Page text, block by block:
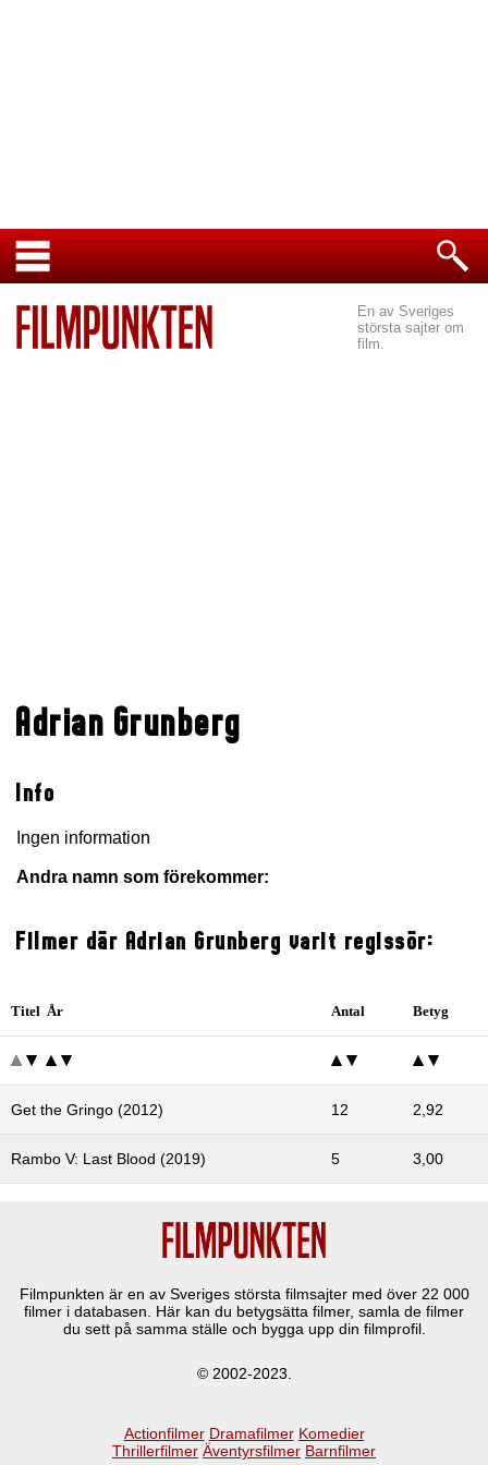
En av Sveriges
största sajter om
film.
Adrian Grunberg
Info
Ingen information
Andra namn som förekommer:
Filmer där Adrian Grunberg varit regissör:
Titel År Antal Betyg
Get the Gringo (2012) 12 2,92
Rambo V: Last Blood (2019) 5 3,00
Filmpunkten är en av Sveriges största filmsajter med över 22 000
filmer i databasen. Här kan du betygsätta filmer, samla de filmer
du sett på samma ställe och bygga upp din filmprofil.
© 2002-2023.
Actionfilmer Dramafilmer Komedier
Thrillerfilmer Äventyrsfilmer Barnfilmer